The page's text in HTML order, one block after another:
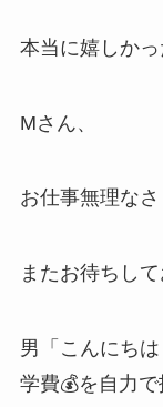
Mさん、
お仕事無理な
またお待ちし
男「こんにち
学費💰を自力